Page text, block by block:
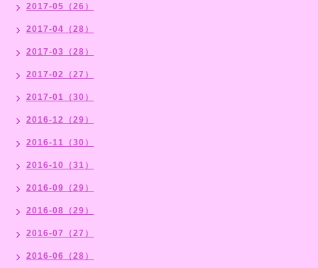
2017-05（26）
2017-04（28）
2017-03（28）
2017-02（27）
2017-01（30）
2016-12（29）
2016-11（30）
2016-10（31）
2016-09（29）
2016-08（29）
2016-07（27）
2016-06（28）